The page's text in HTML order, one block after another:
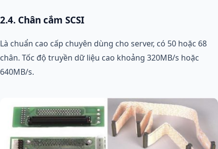
2.4. Chân cắm SCSI
Là chuẩn cao cấp chuyên dùng cho server, có 50 hoặc 68
chân. Tốc độ truyền dữ liệu cao khoảng 320MB/s hoặc
640MB/s.